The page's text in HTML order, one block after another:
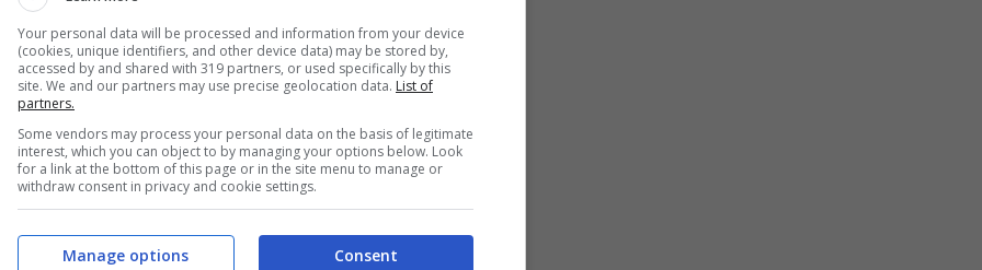
Your personal data will be processed and information from your device
(cookies, unique identifiers, and other device data) may be stored by,
accessed by and shared with 319 partners, or used specifically by this
site. We and our partners may use precise geolocation data. List of
partners.
Some vendors may process your personal data on the basis of legitimate
interest, which you can object to by managing your options below. Look
for a link at the bottom of this page or in the site menu to manage or
withdraw consent in privacy and cookie settings.
Consent
Manage options